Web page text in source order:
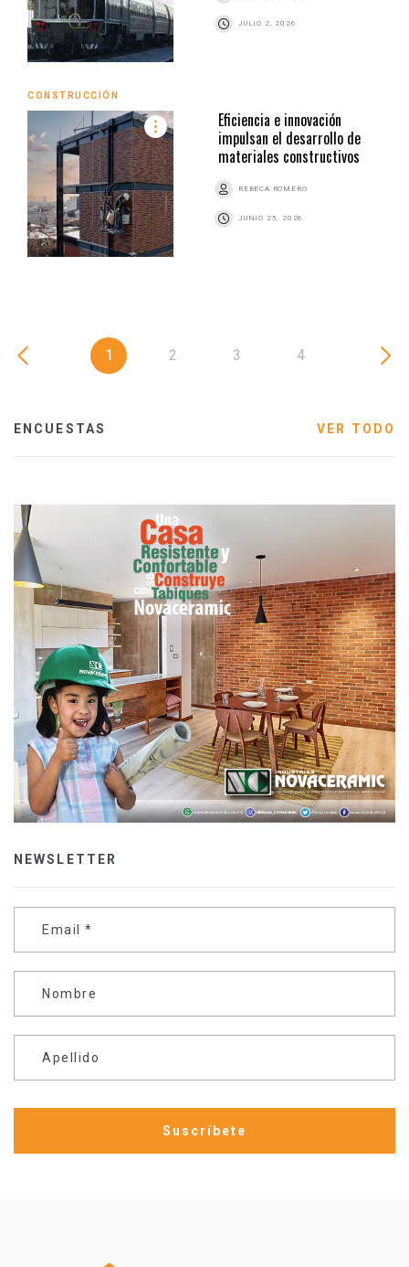
JULIO 2, 2026
CONSTRUCCIÓN
Eficiencia e innovación
impulsan el desarrollo de
materiales constructivos
REBECA ROMERO
JUNIO 25, 2026
1 2 3 4
ENCUESTAS VER TODO
NEWSLETTER
Email *
Nombre
Apellido